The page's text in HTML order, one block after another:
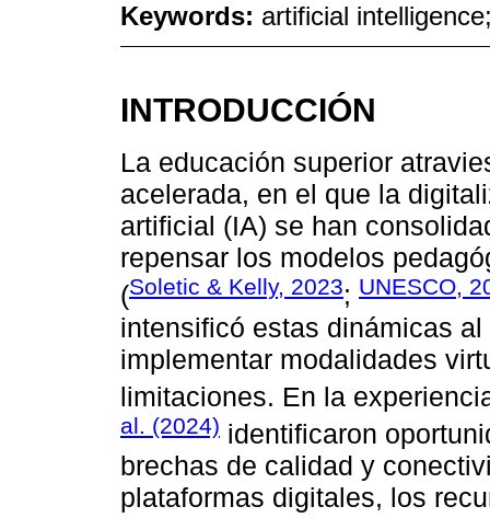
Keywords: artificial
INTRODUCCIÓN
La educación superior
acelerada, en el que la
artificial (IA) se han
repensar los modelos
(Soletic & Kelly, 2023; UNESCO,
intensificó estas dinámicas
implementar modalidades
limitaciones. En la
al. (2024) identificaron
brechas de calidad y
plataformas digitales, los